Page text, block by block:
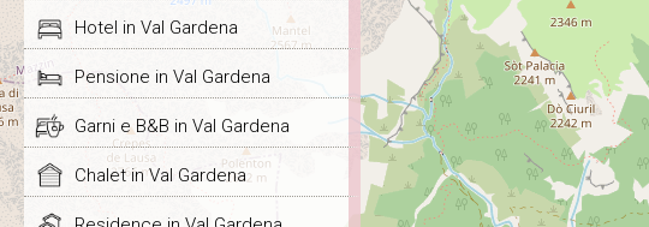
Hotel in Val Gardena
Pensione in Val Gardena
Garni e B&B in Val Gardena
Chalet in Val Gardena